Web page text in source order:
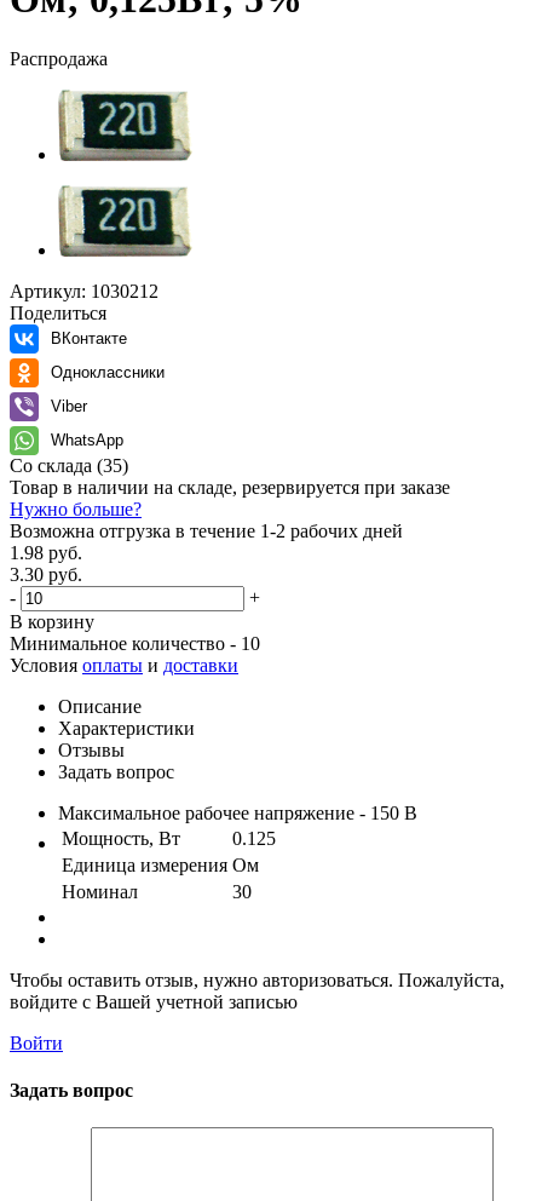
Распродажа
Артикул: 1030212
Поделиться
ВКонтакте
Одноклассники
Viber
WhatsApp
Со склада (35)
Товар в наличии на складе, резервируется при заказе
Нужно больше?
Возможна отгрузка в течение 1-2 рабочих дней
1.98 руб.
3.30 руб.
-
+
В корзину
Минимальное количество - 10
Условия оплаты и доставки
Описание
Характеристики
Отзывы
Задать вопрос
Максимальное рабочее напряжение - 150 В
Мощность, Вт
0.125
Единица измерения Ом
Номинал
30
Чтобы оставить отзыв, нужно авторизоваться. Пожалуйста,
войдите с Вашей учетной записью
Войти
Задать вопрос